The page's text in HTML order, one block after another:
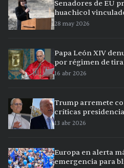
Senadores de EU
huachicol
28 may 2026
Papa León XIV
por régimen de
16 abr 2026
Trump arremete
críticas
13 abr 2026
Europa en alerta
emergencia para